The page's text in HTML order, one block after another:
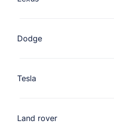
Dodge
Tesla
Land rover